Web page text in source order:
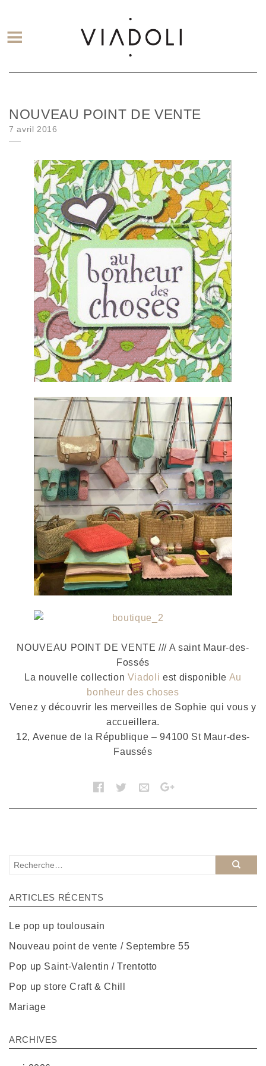
NOUVEAU POINT DE VENTE
Posted on
7 avril 2016
NOUVEAU POINT DE VENTE /// A saint Maur-des-
Fossés
La nouvelle collection Viadoli est disponible Au
bonheur des choses
Venez y découvrir les merveilles de Sophie qui vous y
accueillera.
12, Avenue de la République – 94100 St Maur-des-
Faussés
ARTICLES RÉCENTS
Le pop up toulousain
Nouveau point de vente / Septembre 55
Pop up Saint-Valentin / Trentotto
Pop up store Craft & Chill
Mariage
ARCHIVES